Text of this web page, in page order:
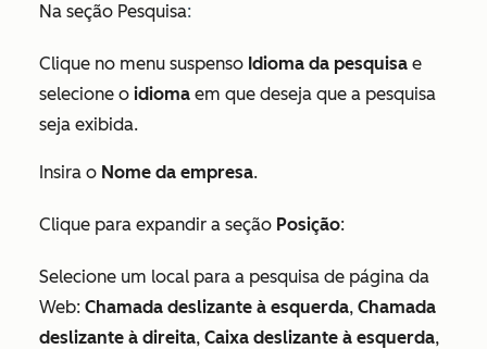
Na seção Pesquisa:
Clique no menu suspenso Idioma da pesquisa e
selecione o idioma em que deseja que a pesquisa
seja exibida.
Insira o Nome da empresa.
Clique para expandir a seção Posição:
Selecione um local para a pesquisa de página da
Web: Chamada deslizante à esquerda, Chamada
deslizante à direita, Caixa deslizante à esquerda,